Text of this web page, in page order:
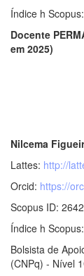
Índice h
Docente
em 2025)
Nilcema
Lattes: http://
Orcid: https://
Scopus ID:
Índice h
Bolsista de
(CNPq) - Nível